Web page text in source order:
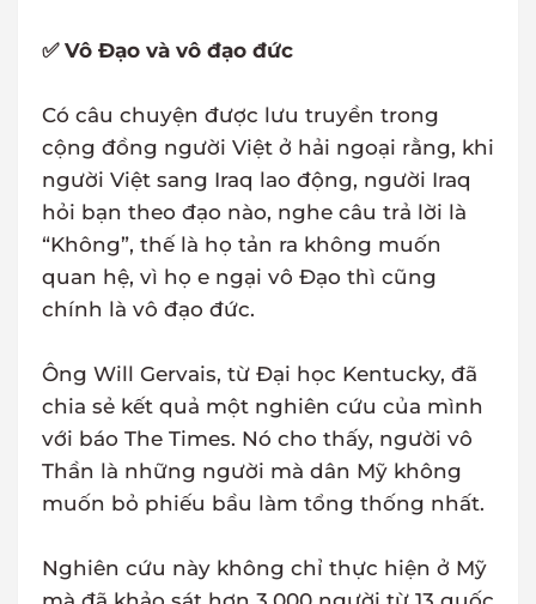
✅ Vô Đạo và vô đạo đức
Có câu chuyện được lưu truyền trong
cộng đồng người Việt ở hải ngoại rằng, khi
người Việt sang Iraq lao động, người Iraq
hỏi bạn theo đạo nào, nghe câu trả lời là
“Không”, thế là họ tản ra không muốn
quan hệ, vì họ e ngại vô Đạo thì cũng
chính là vô đạo đức.
Ông Will Gervais, từ Đại học Kentucky, đã
chia sẻ kết quả một nghiên cứu của mình
với báo The Times. Nó cho thấy, người vô
Thần là những người mà dân Mỹ không
muốn bỏ phiếu bầu làm tổng thống nhất.
Nghiên cứu này không chỉ thực hiện ở Mỹ